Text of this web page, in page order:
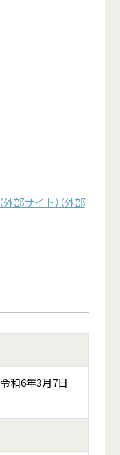
部サイト）（外部
令和6年3月7日